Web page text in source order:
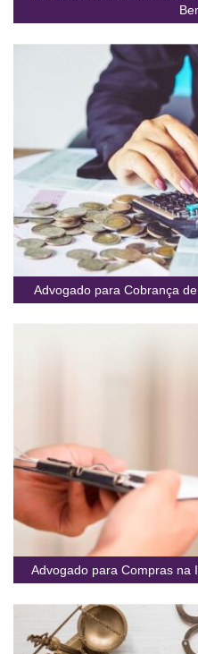
Advogado para Cobrança
Advogado para Compras na